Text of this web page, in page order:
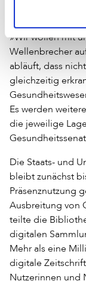
»Wir wollen mit
Wellenbrecher
abläuft, dass
gleichzeitig
Es werden
die jeweilige
Die Staats- und
bleibt zunächst
Präsenznutzung
Ausbreitung von
teilte die
digitalen
Mehr als eine
digitale
Nutzerinnen und